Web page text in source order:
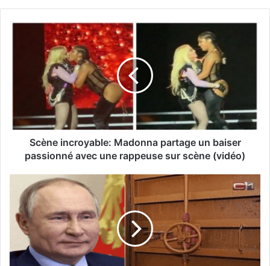
Scène incroyable: Madonna partage un baiser
passionné avec une rappeuse sur scène (vidéo)